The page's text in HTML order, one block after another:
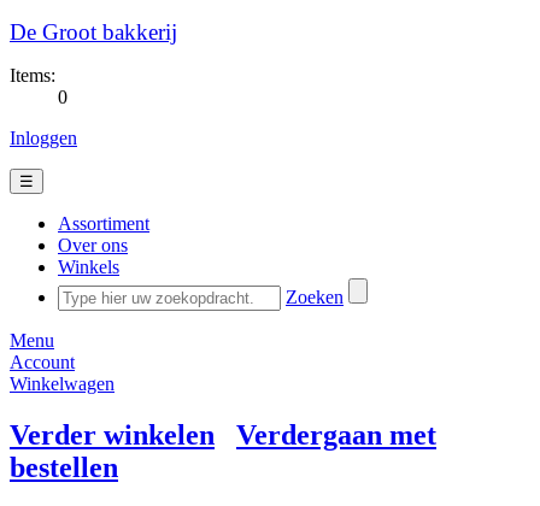
De Groot bakkerij
Items:
0
Inloggen
☰
Assortiment
Over ons
Winkels
Zoeken
Menu
Account
Winkelwagen
Verder winkelen
Verdergaan met
bestellen